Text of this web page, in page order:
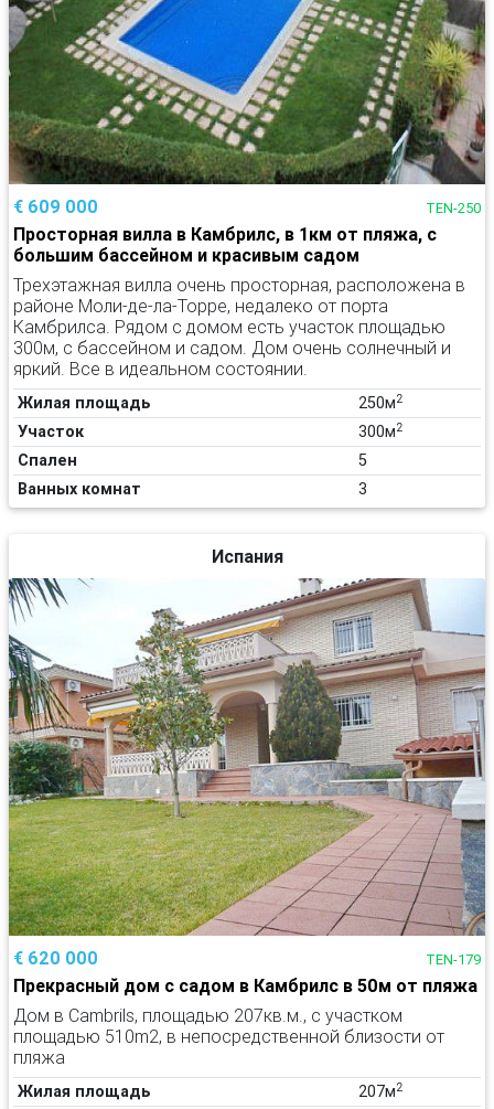
€ 609 000 TEN-250
Просторная вилла в Камбрилс, в 1км от пляжа, с
большим бассейном и красивым садом
Трехэтажная вилла очень просторная, расположена в
районе Моли-де-ла-Торре, недалеко от порта
Камбрилса. Рядом с домом есть участок площадью
300м, с бассейном и садом. Дом очень солнечный и
яркий. Все в идеальном состоянии.
Жилая площадь 250м2
Участок 300м2
Спален
5
Ванных комнат
3
Испания
€ 620 000 TEN-179
Прекрасный дом с садом в Камбрилс в 50м от пляжа
Дом в Cambrils, площадью 207кв.м., с участком
площадью 510m2, в непосредственной близости от
пляжа
Жилая площадь 207м2